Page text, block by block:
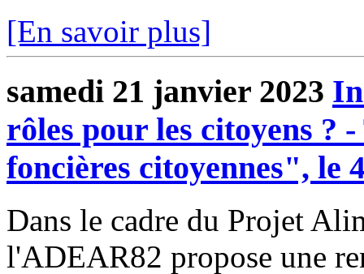
[En savoir plus]
samedi 21 janvier 2023
rôles pour les citoyens ?
foncières citoyennes", le
Dans le cadre du Projet
l'ADEAR82 propose une